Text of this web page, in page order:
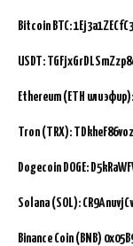
Bitcoin BTC:
USDT:
Ethereum (ETH или
Tron (TRX):
Dogecoin DOGE:
Solana (SOL):
Binance Coin (BNB)